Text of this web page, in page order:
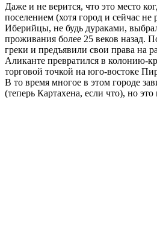
Даже и не верится, что это место
поселением (хотя город и сейчас не
Иберийцы, не будь дураками,
проживания более 25 веков назад.
греки и предъявили свои права на
Аликанте превратился в колонию-
торговой точкой на юго-востоке
В то время многое в этом городе
(теперь Картахена, если что), но